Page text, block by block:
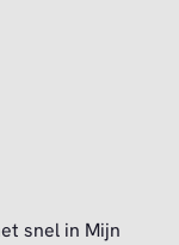
snel in Mijn